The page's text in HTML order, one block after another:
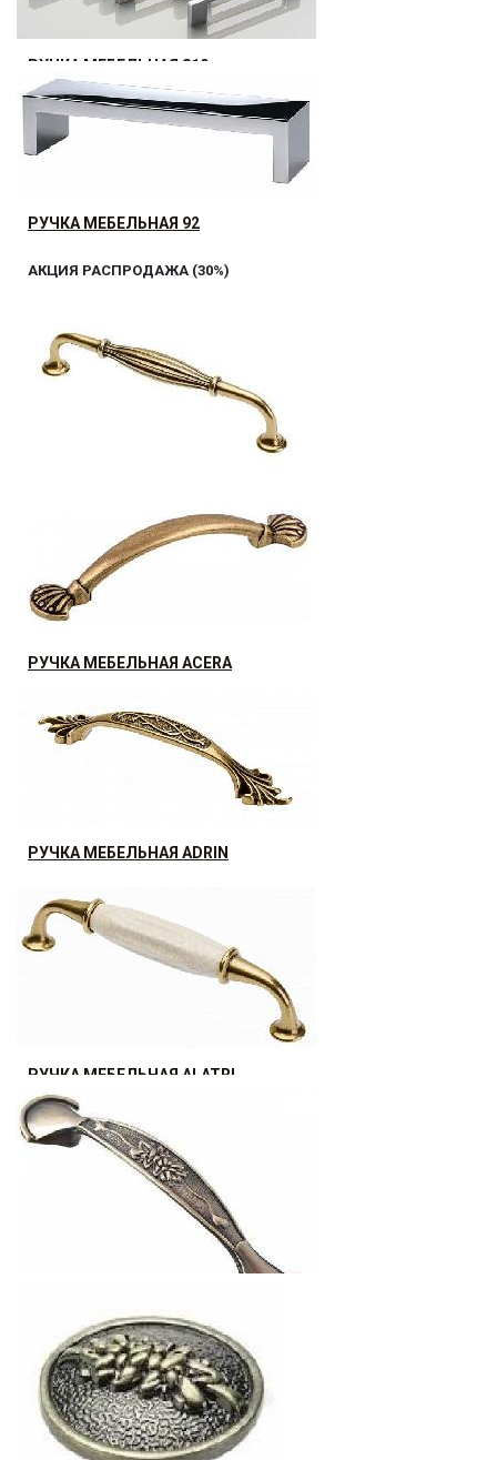
РУЧКА МЕБЕЛЬНАЯ 819
от 25.03р.
РУЧКА МЕБЕЛЬНАЯ 92
АКЦИЯ РАСПРОДАЖА (30%)
р.
РУЧКА МЕБЕЛЬНАЯ ACERA
от 14.95р.
РУЧКА МЕБЕЛЬНАЯ ADRIN
от 23.52р.
РУЧКА МЕБЕЛЬНАЯ ALATRI
от 45.36р.
РУЧКА МЕБЕЛЬНАЯ ARDEA
от 19.99р.